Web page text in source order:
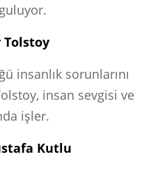
Tolstoy
insanlık sorunlarını
insan sevgisi ve
işler.
Kutlu